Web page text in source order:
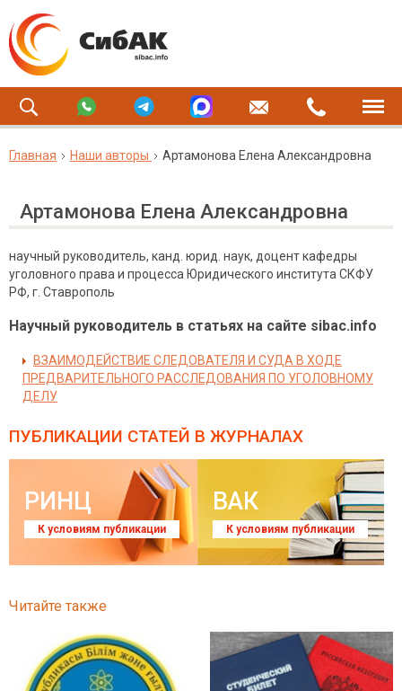
Главная Наши авторы Артамонова Елена Александровна
Артамонова Елена Александровна
научный руководитель, канд. юрид. наук, доцент кафедры
уголовного права и процесса Юридического института СКФУ
РФ, г. Ставрополь
Научный руководитель в статьях на сайте sibac.info
ВЗАИМОДЕЙСТВИЕ СЛЕДОВАТЕЛЯ И СУДА В ХОДЕ
ПРЕДВАРИТЕЛЬНОГО РАССЛЕДОВАНИЯ ПО УГОЛОВНОМУ
ДЕЛУ
ПУБЛИКАЦИИ СТАТЕЙ В ЖУРНАЛАХ
РИНЦ
К условиям публикации
ВАК
К условиям публикации
Читайте также